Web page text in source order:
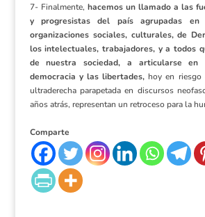
7- Finalmente, hacemos un llamado a las
y progresistas del país agrupadas en
organizaciones sociales, culturales, de
los intelectuales, trabajadores, y a todos
de nuestra sociedad, a articularse
democracia y las libertades, hoy en
ultraderecha parapetada en discursos
años atrás, representan un retroceso para la
Comparte